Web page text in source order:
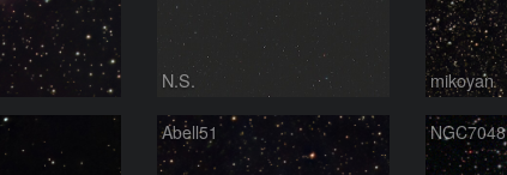
N.S. mikoyan
Abell51 NGC7048